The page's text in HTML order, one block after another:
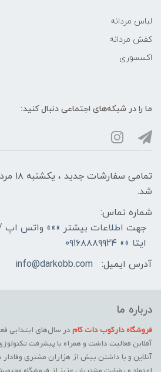
لباس مردانه
کفش مردانه
اکسسوری
ما را در شبکه‌های اجتماعی دنبال کنید:
تمامی
شد.
شماره تماس:
جهت اطلاعات بیشتر »»» واتس اپ /
ایتا »» ۰۹۱۶۸۸۸۹۹۲۴
آدرس ایمیل:
info@darkobb.com
درباره ما
فروشگاه دارکوب دات کامدر سال‌های ابتدایی
آفلاین فعالیت داشت و همراه با پیشرفت
آنلاین و با داشتن بیش از هزاران مشتری